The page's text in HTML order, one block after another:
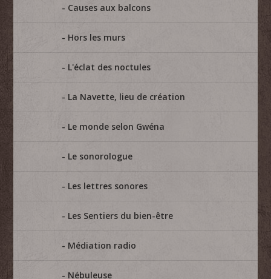
Causes aux balcons
Hors les murs
L'éclat des noctules
La Navette, lieu de création
Le monde selon Gwéna
Le sonorologue
Les lettres sonores
Les Sentiers du bien-être
Médiation radio
Nébuleuse